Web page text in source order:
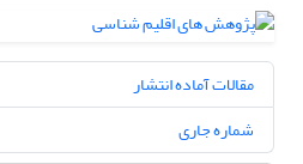
مقالات آماده انتشار
شماره جاری